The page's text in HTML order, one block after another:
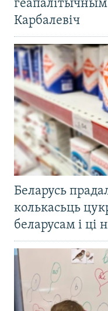
Карбалевіч
Беларусь
колькасьць
беларусам і ці